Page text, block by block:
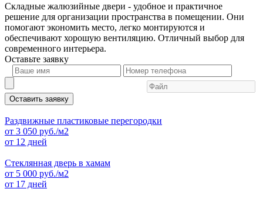
Складные жалюзийные двери - удобное и практичное
решение для организации пространства в помещении. Они
помогают экономить место, легко монтируются и
обеспечивают хорошую вентиляцию. Отличный выбор для
современного интерьера.
Оставьте заявку
Оставить заявку
Раздвижные пластиковые перегородки
от 3 050 руб./м2
от 12 дней
Стеклянная дверь в хамам
от 5 000 руб./м2
от 17 дней